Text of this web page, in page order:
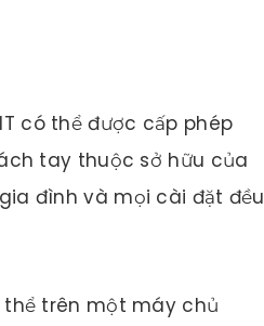
có thể được cấp phép
tay thuộc sở hữu của
đình và mọi cài đặt đều
thể trên một máy chủ